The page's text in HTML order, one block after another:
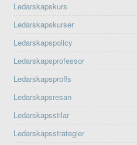
Ledarskapskurs
Ledarskapskurser
Ledarskapspolicy
Ledarskapsprofessor
Ledarskapsproffs
Ledarskapsresan
Ledarskapsstilar
Ledarskapsstrategier